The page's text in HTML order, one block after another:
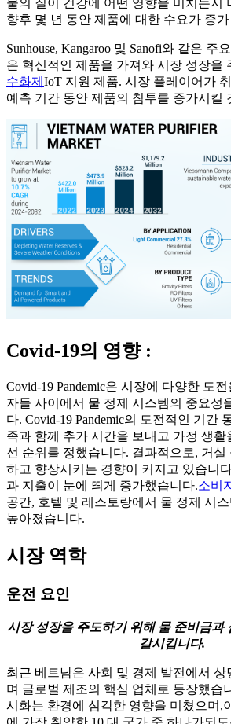
향후 몇 년 동안 제품에 대한 수요가 증
Sunhouse, Kangaroo 및 Sanofi와 같은 주
은 혁신적인 제품을 가져와 시장 성장을
수화제 IoT 지원 제품. 시장 플레이어가
예측 기간 동안 제품의 침투를 증가시킬
Covid-19의 영향 :
Covid-19 Pandemic은 시장에 다양한 도
자들 사이에서 물 정제 시스템의 중요성
다. Covid-19 Pandemic의 도전적인 기간
족과 함께 추가 시간을 보내고 가정 생활
선 순위를 정했습니다. 결과적으로, 거실
하고 향상시키는 경향이 커지고 있습니
과 지출이 눈에 띄게 증가했습니다.소비
공간, 호텔 및 레스토랑에서 물 정제 시
높아졌습니다.
시장 역학
운전 요인
시장 성장을 주도하기 위해 물 준비금과
갈시킵니다.
최근 베트남은 사회 및 경제 발전에서 상
며 글로벌 제조의 핵심 업체로 등장했습
시화는 환경에 심각한 영향을 미쳤으며,